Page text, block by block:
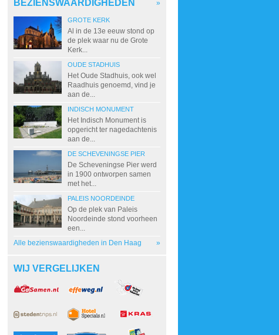
BEZIENSWAARDIGHEDEN »
GROTE KERK
Al in de 13e eeuw stond op
de plek waar nu de Grote
Kerk...
OUDE STADHUIS
Het Oude Stadhuis, ook wel
Raadhuis genoemd, vind je
aan de...
INDISCH MONUMENT
Het Indisch Monument is
opgericht ter nagedachtenis
aan de...
DE SCHEVENINGSE PIER
De Scheveningse Pier werd
in 1900 ontworpen samen
met het...
PALEIS NOORDEINDE
Op de plek van Paleis
Noordeinde stond voorheen
een...
Alle bezienswaardigheden in Den Haag
»
WIJ VERGELIJKEN